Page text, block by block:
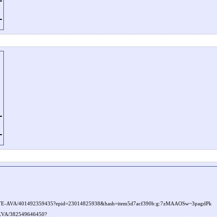
401492359435?epid=23014825938&hash=item5d7acf390b:g:7zMAAOSw~3pagdPk
382549646450?